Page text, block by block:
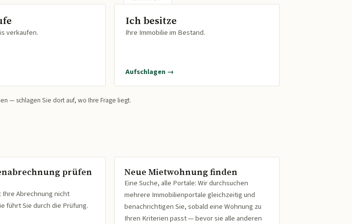
verkaufen.
Ich besitze
Ihre Immobilie im Bestand.
Aufschlagen →
— schlagen Sie dort auf, wo Ihre Frage liegt.
prüfen
Ihre Abrechnung nicht
führt Sie durch die Prüfung.
Neue Mietwohnung finden
Eine Suche, alle Portale: Wir durchsuchen
mehrere Immobilienportale gleichzeitig und
benachrichtigen Sie, sobald eine Wohnung zu
Ihren Kriterien passt — bevor sie alle anderen